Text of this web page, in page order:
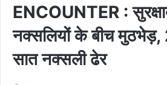
ENCOUNTER :
नक्सलियों के बीच मुठभेड़,
सात नक्सली ढेर